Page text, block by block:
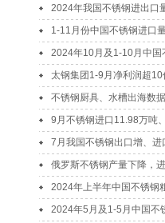
2024年我国不锈钢进出口
1-11月份中国不锈钢进口
2024年10月及1-10月中国
太钢集团1-9月净利润超10
不锈钢厨具、水槽出海数
9月不锈钢进口11.98万吨
7月我国不锈钢出口增、
俄罗斯不锈钢产量下降，
2024年上半年中国不锈钢
2024年5月及1-5月中国不